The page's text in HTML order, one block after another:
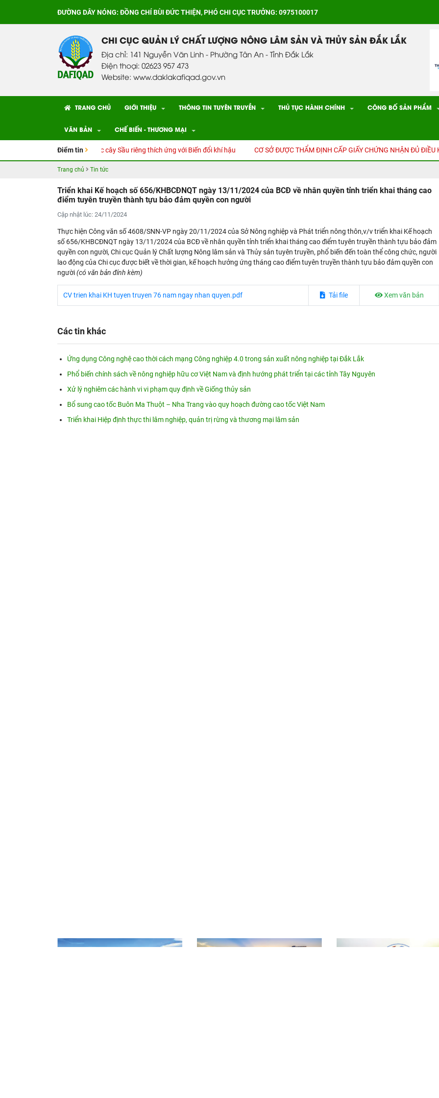
ĐƯỜNG DÂY NÓNG:ĐỒNG CHÍ BÙI ĐỨC THIỆN, PHÓ CHI CỤC TRƯỞNG: 0975100017
CHI CỤC QUẢN LÝ CHẤT LƯỢNG NÔNG LÂM SẢN VÀ THỦY SẢN ĐẮK LẮK
Địa chỉ: 141 Nguyễn Văn Linh - Phường Tân An - Tỉnh Đắk Lắk
Điện thoại: 02623 957 473
Website: www.daklakafiqad.gov.vn
TRANG CHỦ GIỚI THIỆU THÔNG TIN TUYÊN TRUYỀN THỦ TỤC HÀNH CHÍNH CÔNG BỐ SẢN PHẨM
VĂN BẢN CHẾ BIẾN - THƯƠNG MẠI
Điểm tin
dẫn kỹ thuật Canh tác cây Sầu riêng thích ứng với Biến đổi khí hậu CƠ SỞ ĐƯỢC THẨM ĐỊNH CẤP GIẤY CHỨNG NHẬN ĐỦ ĐIỀU
Trang chủ Tin tức
Triển khai Kế hoạch số 656/KHBCĐNQT ngày 13/11/2024 của BCĐ về nhân quyền tỉnh triển khai tháng cao
điểm tuyên truyền thành tựu bảo đảm quyền con người
Cập nhật lúc: 24/11/2024
Thực hiện Công văn số 4608/SNN-VP ngày 20/11/2024 của Sở Nông nghiệp và Phát triển nông thôn,v/v triển khai Kế hoạch
số 656/KHBCĐNQT ngày 13/11/2024 của BCĐ về nhân quyền tỉnh triển khai tháng cao điểm tuyên truyền thành tựu bảo đảm
quyền con người, Chi cục Quản lý Chất lượng Nông lâm sản và Thủy sản tuyên truyền, phổ biến đến toàn thể công chức, người
lao động của Chi cục được biết về thời gian, kế hoạch hưởng ứng tháng cao điểm tuyên truyền thành tựu bảo đảm quyền con
người(có văn bản đính kèm)
CV trien khai KH tuyen truyen 76 nam ngay nhan quyen.pdf Tải file Xem văn bản
Các tin khác
Ứng dụng Công nghệ cao thời cách mạng Công nghiệp 4.0 trong sản xuất nông nghiệp tại Đắk Lắk
Phổ biến chính sách về nông nghiệp hữu cơ Việt Nam và định hướng phát triển tại các tỉnh Tây Nguyên
Xử lý nghiêm các hành vi vi phạm quy định về Giống thủy sản
Bổ sung cao tốc Buôn Ma Thuột – Nha Trang vào quy hoạch đường cao tốc Việt Nam
Triển khai Hiệp định thực thi lâm nghiệp, quản trị rừng và thương mại lâm sản